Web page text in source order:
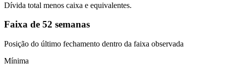
Dívida total menos caixa e equivalentes.
Faixa de 52 semanas
Posição do último fechamento dentro da faixa observada
Mínima